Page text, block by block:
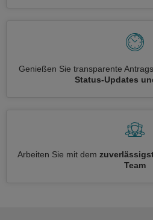
Genießen Sie transparente
Status-Updates
Arbeiten Sie mit dem
Team